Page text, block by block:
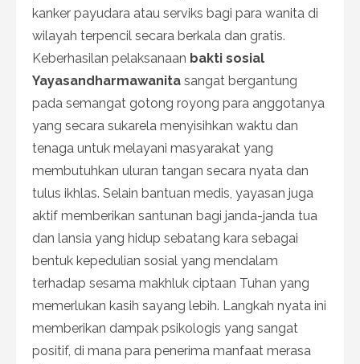
kanker payudara atau serviks bagi para wanita di
wilayah terpencil secara berkala dan gratis.
Keberhasilan pelaksanaan bakti sosial
Yayasandharmawanita sangat bergantung
pada semangat gotong royong para anggotanya
yang secara sukarela menyisihkan waktu dan
tenaga untuk melayani masyarakat yang
membutuhkan uluran tangan secara nyata dan
tulus ikhlas. Selain bantuan medis, yayasan juga
aktif memberikan santunan bagi janda-janda tua
dan lansia yang hidup sebatang kara sebagai
bentuk kepedulian sosial yang mendalam
terhadap sesama makhluk ciptaan Tuhan yang
memerlukan kasih sayang lebih. Langkah nyata ini
memberikan dampak psikologis yang sangat
positif, di mana para penerima manfaat merasa